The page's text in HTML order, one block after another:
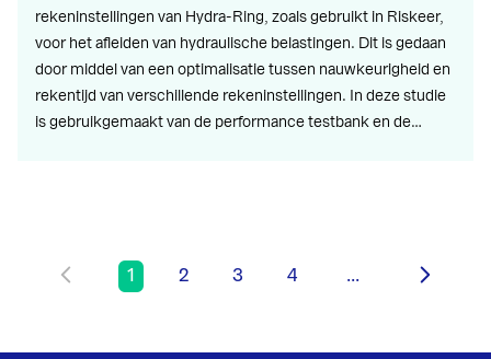
rekeninstellingen van Hydra-Ring, zoals gebruikt in Riskeer,
voor het afleiden van hydraulische belastingen. Dit is gedaan
door middel van een optimalisatie tussen nauwkeurigheid en
rekentijd van verschillende rekeninstellingen. In deze studie
is gebruikgemaakt van de performance testbank en de…
1 2 3 4 ...